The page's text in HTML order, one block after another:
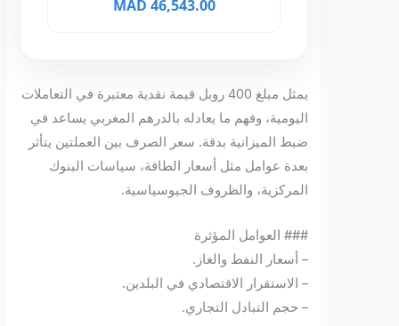
46,543.00 MAD
يمثل مبلغ 400 روبل قيمة نقدية معتبرة في التعاملات
اليومية، وفهم ما يعادله بالدرهم المغربي يساعد في
ضبط الميزانية بدقة. سعر الصرف بين العملتين يتأثر
بعدة عوامل مثل أسعار الطاقة، سياسات البنوك
المركزية، والظروف الجيوسياسية.
### العوامل المؤثرة
– أسعار النفط والغاز.
– الاستقرار الاقتصادي في البلدين.
– حجم التبادل التجاري.